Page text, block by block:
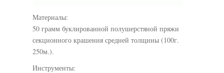
Материалы:
50 грамм буклированной полушерстяной пряжи
секционного крашения средней толщины (100г.
250м.).
Инструменты: